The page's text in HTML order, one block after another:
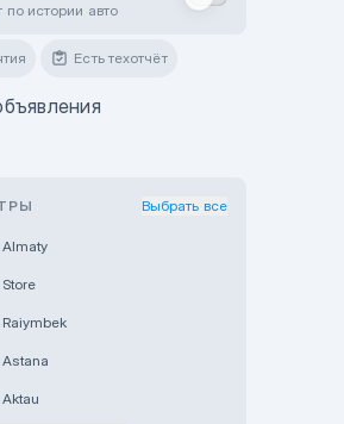
по истории авто
Есть техотчёт
Выбрать все